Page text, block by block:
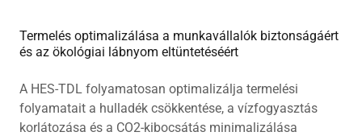
Termelés optimalizálása a munkavállalók biztonságáért
és az ökológiai lábnyom eltüntetéséért
A HES-TDL folyamatosan optimalizálja termelési
folyamatait a hulladék csökkentése, a vízfogyasztás
korlátozása és a CO2-kibocsátás minimalizálása